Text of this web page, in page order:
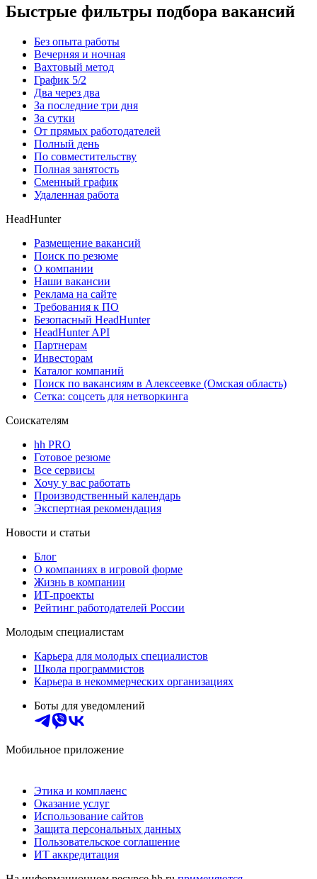
Быстрые фильтры подбора вакансий
Без опыта работы
Вечерняя и ночная
Вахтовый метод
График 5/2
Два через два
За последние три дня
За сутки
От прямых работодателей
Полный день
По совместительству
Полная занятость
Сменный график
Удаленная работа
HeadHunter
Размещение вакансий
Поиск по резюме
О компании
Наши вакансии
Реклама на сайте
Требования к ПО
Безопасный HeadHunter
HeadHunter API
Партнерам
Инвесторам
Каталог компаний
Поиск по вакансиям в Алексеевке (Омская область)
Сетка: соцсеть для нетворкинга
Соискателям
hh PRO
Готовое резюме
Все сервисы
Хочу у вас работать
Производственный календарь
Экспертная рекомендация
Новости и статьи
Блог
О компаниях в игровой форме
Жизнь в компании
ИТ-проекты
Рейтинг работодателей России
Молодым специалистам
Карьера для молодых специалистов
Школа программистов
Карьера в некоммерческих организациях
Боты для уведомлений
Мобильное приложение
Этика и комплаенс
Оказание услуг
Использование сайтов
Защита персональных данных
Пользовательское соглашение
ИТ аккредитация